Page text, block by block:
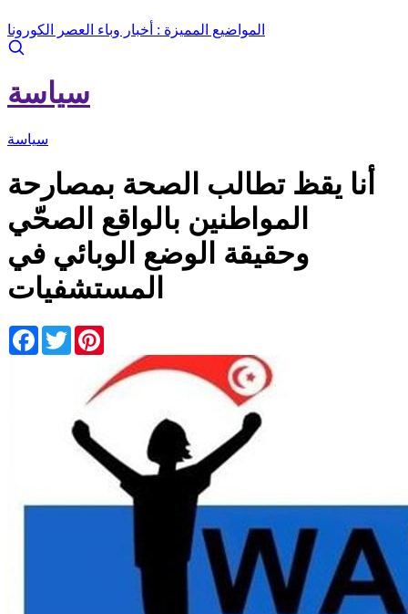
المواضيع المميزة : أخبار وباء العصر الكورونا
سياسة
سياسة
أنا يقظ تطالب الصحة بمصارحة
المواطنين بالواقع الصحّي
وحقيقة الوضع الوبائي في
المستشفيات
Facebook
Twitter